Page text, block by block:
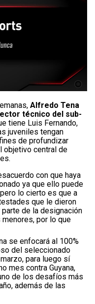
Alfredo Tena
técnico del sub-
tiene Luis Fernando,
juveniles tengan
de profundizar
objetivo central de
con que haya
ya que ello puede
lo cierto es que a
que le dieron
de la designación
por lo que
se enfocará al 100%
del seleccionado
para luego sí
mes contra Guyana,
de los desafíos más
además de las